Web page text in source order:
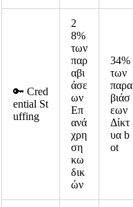
🔑 Cred
ential St
uffing
2
8%
των
παρ
αβι
άσε
ων
Επ
ανά
χρη
ση
κω
δικ
ών
34%
των
παρα
βιάσ
εων
Δίκτ
υα b
ot